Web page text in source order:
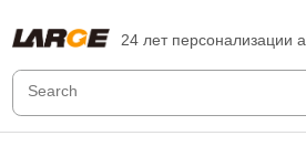
24 лет персонализации